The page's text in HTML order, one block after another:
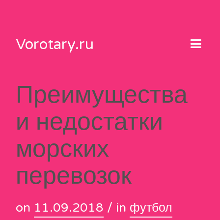
contentVorotary.ru
Преимущества
и недостатки
морских
перевозок
on 11.09.2018 / in футбол